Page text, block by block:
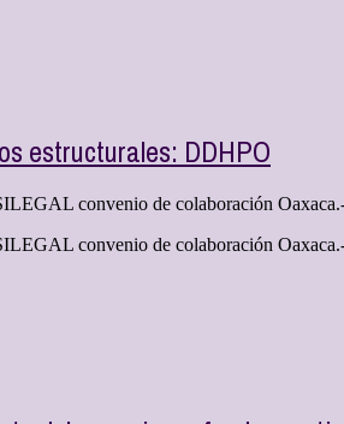
estructurales: DDHPO
convenio de colaboración
convenio de colaboración